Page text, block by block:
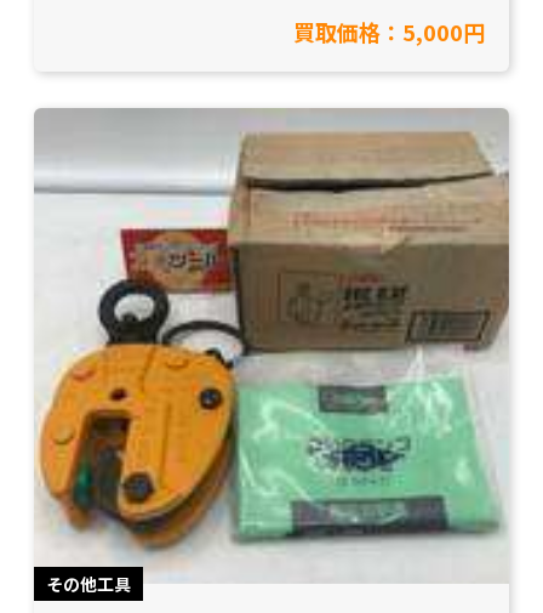
買取価格：5,000円
その他工具